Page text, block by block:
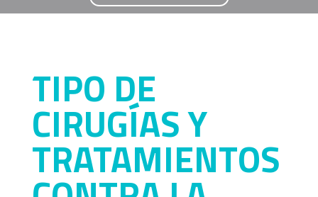
TIPO DE
CIRUGÍAS Y
TRATAMIENTOS